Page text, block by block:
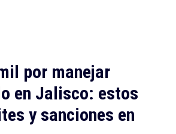
por manejar
en Jalisco: estos
y sanciones en